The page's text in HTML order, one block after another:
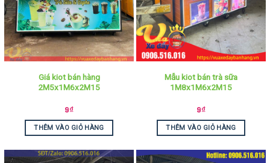
Giá kiot bán hàng
2M5x1M6x2M15
9₫
THÊM VÀO GIỎ HÀNG
Mẫu kiot bán trà sữa
1M8x1M6x2M15
9₫
THÊM VÀO GIỎ HÀNG